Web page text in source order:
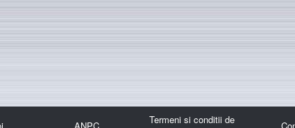
Termeni si conditii de